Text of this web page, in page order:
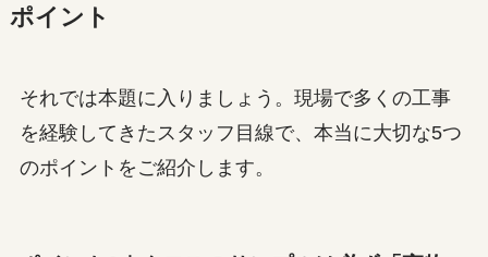
ポイント
それでは本題に入りましょう。現場で多くの工事
を経験してきたスタッフ目線で、本当に大切な5つ
のポイントをご紹介します。